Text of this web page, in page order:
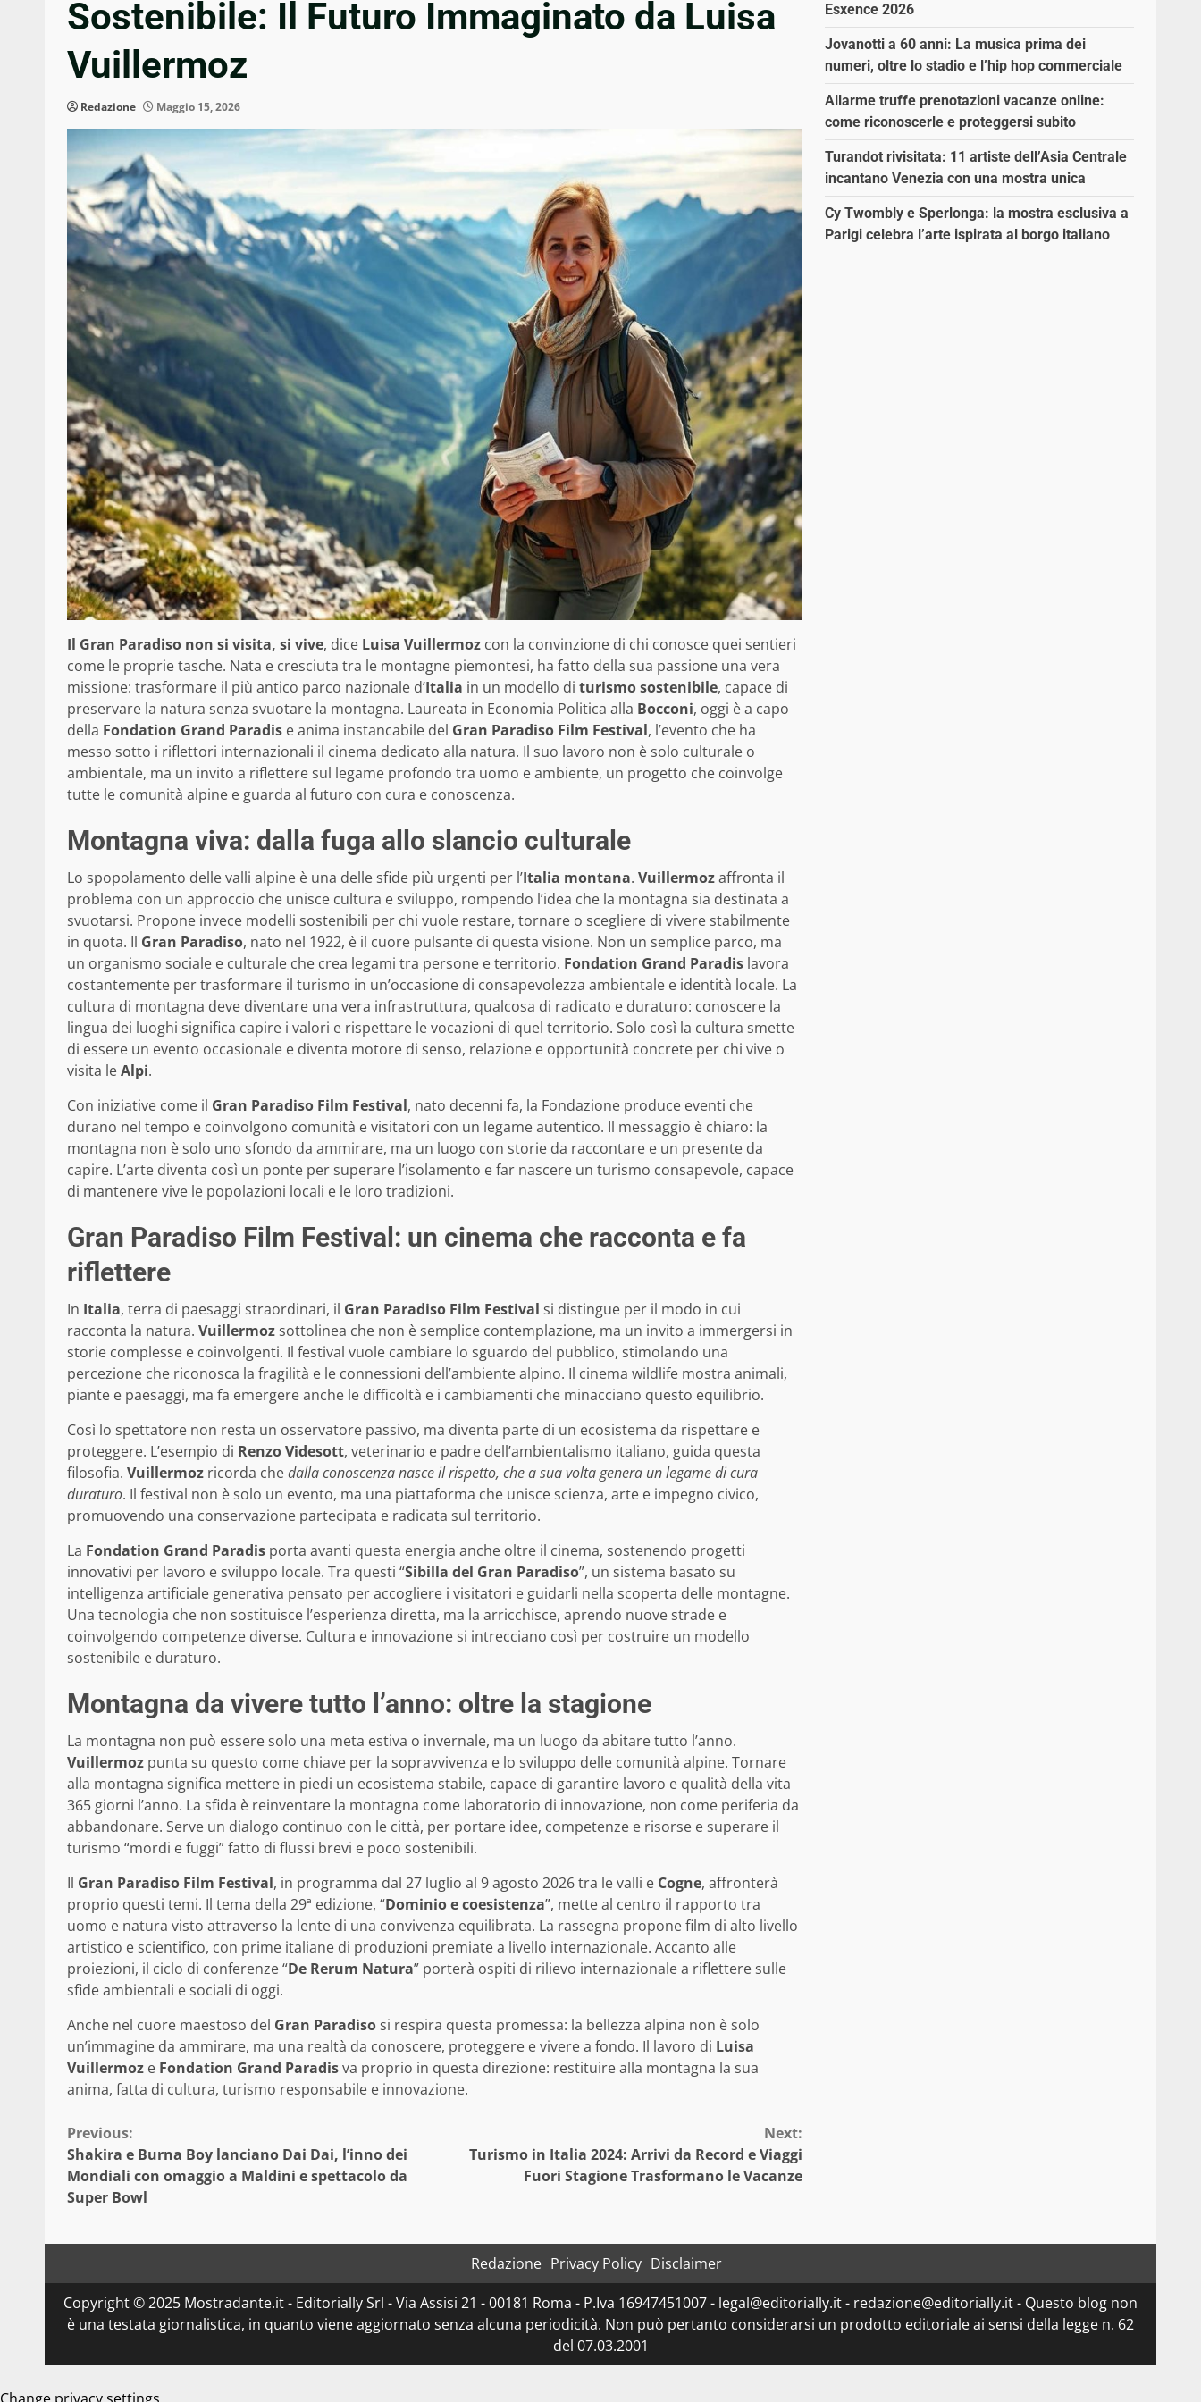
Sostenibile: Il Futuro Immaginato da Luisa
Vuillermoz
Redazione Maggio 15, 2026
Il Gran Paradiso non si visita, si vive, dice Luisa Vuillermoz con la convinzione di chi conosce quei sentieri
come le proprie tasche. Nata e cresciuta tra le montagne piemontesi, ha fatto della sua passione una vera
missione: trasformare il più antico parco nazionale d’Italia in un modello di turismo sostenibile, capace di
preservare la natura senza svuotare la montagna. Laureata in Economia Politica alla Bocconi, oggi è a capo
della Fondation Grand Paradis e anima instancabile del Gran Paradiso Film Festival, l’evento che ha
messo sotto i riflettori internazionali il cinema dedicato alla natura. Il suo lavoro non è solo culturale o
ambientale, ma un invito a riflettere sul legame profondo tra uomo e ambiente, un progetto che coinvolge
tutte le comunità alpine e guarda al futuro con cura e conoscenza.
Montagna viva: dalla fuga allo slancio culturale
Lo spopolamento delle valli alpine è una delle sfide più urgenti per l’Italia montana. Vuillermozaffronta il
problema con un approccio che unisce cultura e sviluppo, rompendo l’idea che la montagna sia destinata a
svuotarsi. Propone invece modelli sostenibili per chi vuole restare, tornare o scegliere di vivere stabilmente
in quota. Il Gran Paradiso, nato nel 1922, è il cuore pulsante di questa visione. Non un semplice parco, ma
un organismo sociale e culturale che crea legami tra persone e territorio. Fondation Grand Paradis lavora
costantemente per trasformare il turismo in un’occasione di consapevolezza ambientale e identità locale. La
cultura di montagna deve diventare una vera infrastruttura, qualcosa di radicato e duraturo: conoscere la
lingua dei luoghi significa capire i valori e rispettare le vocazioni di quel territorio. Solo così la cultura smette
di essere un evento occasionale e diventa motore di senso, relazione e opportunità concrete per chi vive o
visita leAlpi.
Con iniziative come il Gran Paradiso Film Festival, nato decenni fa, la Fondazione produce eventi che
durano nel tempo e coinvolgono comunità e visitatori con un legame autentico. Il messaggio è chiaro: la
montagna non è solo uno sfondo da ammirare, ma un luogo con storie da raccontare e un presente da
capire. L’arte diventa così un ponte per superare l’isolamento e far nascere un turismo consapevole, capace
di mantenere vive le popolazioni locali e le loro tradizioni.
Gran Paradiso Film Festival: un cinema che racconta e fa
riflettere
In Italia, terra di paesaggi straordinari, il Gran Paradiso Film Festival si distingue per il modo in cui
racconta la natura. Vuillermozsottolinea che non è semplice contemplazione, ma un invito a immergersi in
storie complesse e coinvolgenti. Il festival vuole cambiare lo sguardo del pubblico, stimolando una
percezione che riconosca la fragilità e le connessioni dell’ambiente alpino. Il cinema wildlife mostra animali,
piante e paesaggi, ma fa emergere anche le difficoltà e i cambiamenti che minacciano questo equilibrio.
Così lo spettatore non resta un osservatore passivo, ma diventa parte di un ecosistema da rispettare e
proteggere. L’esempio di Renzo Videsott, veterinario e padre dell’ambientalismo italiano, guida questa
filosofia. Vuillermoz ricorda chedalla conoscenza nasce il rispetto, che a sua volta genera un legame di cura
duraturo. Il festival non è solo un evento, ma una piattaforma che unisce scienza, arte e impegno civico,
promuovendo una conservazione partecipata e radicata sul territorio.
La Fondation Grand Paradis porta avanti questa energia anche oltre il cinema, sostenendo progetti
innovativi per lavoro e sviluppo locale. Tra questi “Sibilla del Gran Paradiso”, un sistema basato su
intelligenza artificiale generativa pensato per accogliere i visitatori e guidarli nella scoperta delle montagne.
Una tecnologia che non sostituisce l’esperienza diretta, ma la arricchisce, aprendo nuove strade e
coinvolgendo competenze diverse. Cultura e innovazione si intrecciano così per costruire un modello
sostenibile e duraturo.
Montagna da vivere tutto l’anno: oltre la stagione
La montagna non può essere solo una meta estiva o invernale, ma un luogo da abitare tutto l’anno.
Vuillermoz punta su questo come chiave per la sopravvivenza e lo sviluppo delle comunità alpine. Tornare
alla montagna significa mettere in piedi un ecosistema stabile, capace di garantire lavoro e qualità della vita
365 giorni l’anno. La sfida è reinventare la montagna come laboratorio di innovazione, non come periferia da
abbandonare. Serve un dialogo continuo con le città, per portare idee, competenze e risorse e superare il
turismo “mordi e fuggi” fatto di flussi brevi e poco sostenibili.
Il Gran Paradiso Film Festival, in programma dal 27 luglio al 9 agosto 2026 tra le valli e Cogne, affronterà
proprio questi temi. Il tema della 29ª edizione, “Dominio e coesistenza”, mette al centro il rapporto tra
uomo e natura visto attraverso la lente di una convivenza equilibrata. La rassegna propone film di alto livello
artistico e scientifico, con prime italiane di produzioni premiate a livello internazionale. Accanto alle
proiezioni, il ciclo di conferenze “De Rerum Natura” porterà ospiti di rilievo internazionale a riflettere sulle
sfide ambientali e sociali di oggi.
Anche nel cuore maestoso del Gran Paradisosi respira questa promessa: la bellezza alpina non è solo
un’immagine da ammirare, ma una realtà da conoscere, proteggere e vivere a fondo. Il lavoro di Luisa
Vuillermoz e Fondation Grand Paradisva proprio in questa direzione: restituire alla montagna la sua
anima, fatta di cultura, turismo responsabile e innovazione.
Continue
Reading
Previous:
Shakira e Burna Boy lanciano Dai Dai, l’inno dei
Mondiali con omaggio a Maldini e spettacolo da
Super Bowl
Next:
Turismo in Italia 2024: Arrivi da Record e Viaggi
Fuori Stagione Trasformano le Vacanze
Esxence 2026
Jovanotti a 60 anni: La musica prima dei
numeri, oltre lo stadio e l’hip hop commerciale
Allarme truffe prenotazioni vacanze online:
come riconoscerle e proteggersi subito
Turandot rivisitata: 11 artiste dell’Asia Centrale
incantano Venezia con una mostra unica
Cy Twombly e Sperlonga: la mostra esclusiva a
Parigi celebra l’arte ispirata al borgo italiano
Redazione Privacy Policy Disclaimer
Copyright © 2025 Mostradante.it - Editorially Srl - Via Assisi 21 - 00181 Roma - P.Iva 16947451007 - legal@editorially.it - redazione@editorially.it - Questo blog non
è una testata giornalistica, in quanto viene aggiornato senza alcuna periodicità. Non può pertanto considerarsi un prodotto editoriale ai sensi della legge n. 62
del 07.03.2001
Change privacy settings